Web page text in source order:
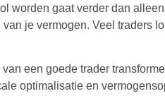
worden gaat verder dan
van je vermogen. Veel traders
van een goede trader
optimalisatie en